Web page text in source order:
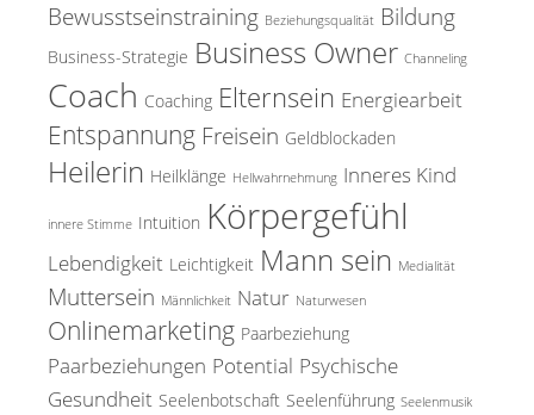
Bewusstseinstraining Beziehungsqualität Bildung
Business-Strategie Business Owner Channeling
Coach Coaching Elternsein Energiearbeit
Entspannung Freisein Geldblockaden
Heilerin Heilklänge Hellwahrnehmung Inneres Kind
innere Stimme Intuition Körpergefühl
Lebendigkeit Leichtigkeit Mann sein Medialität
Muttersein Männlichkeit Natur Naturwesen
Onlinemarketing Paarbeziehung
Paarbeziehungen Potential Psychische
Gesundheit Seelenbotschaft Seelenführung Seelenmusik